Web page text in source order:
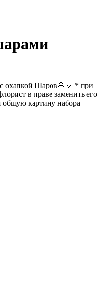
охапкой Шаров🌸🎈 * при
в праве заменить его
общую картину набора